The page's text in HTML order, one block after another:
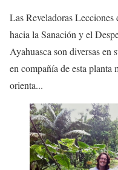
Las Reveladoras
hacia la Sanación y el
Ayahuasca son diversas en
en compañía de esta planta
orienta...